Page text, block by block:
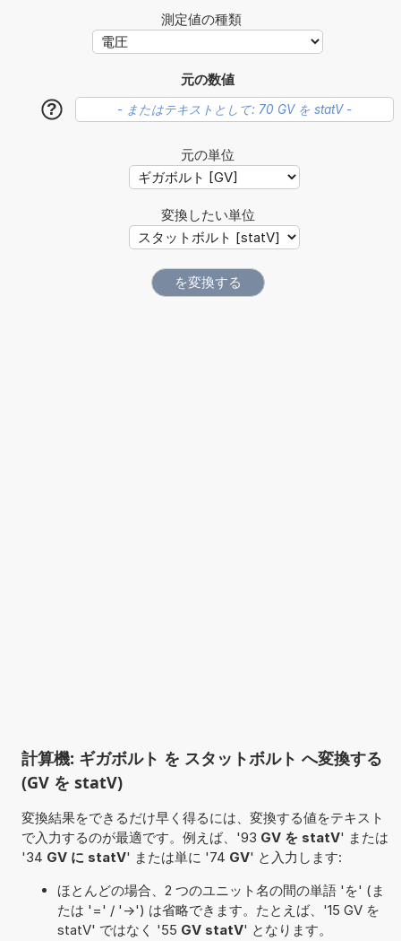
測定値の種類
元の数値
?
元の単位
変換したい単位
計算機: ギガボルト を スタットボルト へ変換する
(GV を statV)
変換結果をできるだけ早く得るには、変換する値をテキスト
で入力するのが最適です。例えば、'93 GV を statV' または
'34 GV に statV' または単に '74 GV' と入力します:
ほとんどの場合、2 つのユニット名の間の単語 'を' (ま
たは '=' / '->') は省略できます。たとえば、'15 GV を
statV' ではなく '55 GV statV' となります。